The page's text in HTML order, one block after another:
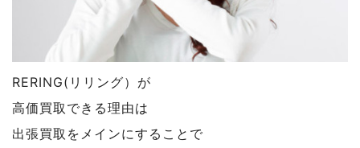
RERING(リリング）が
高価買取できる理由は
出張買取をメインにすることで